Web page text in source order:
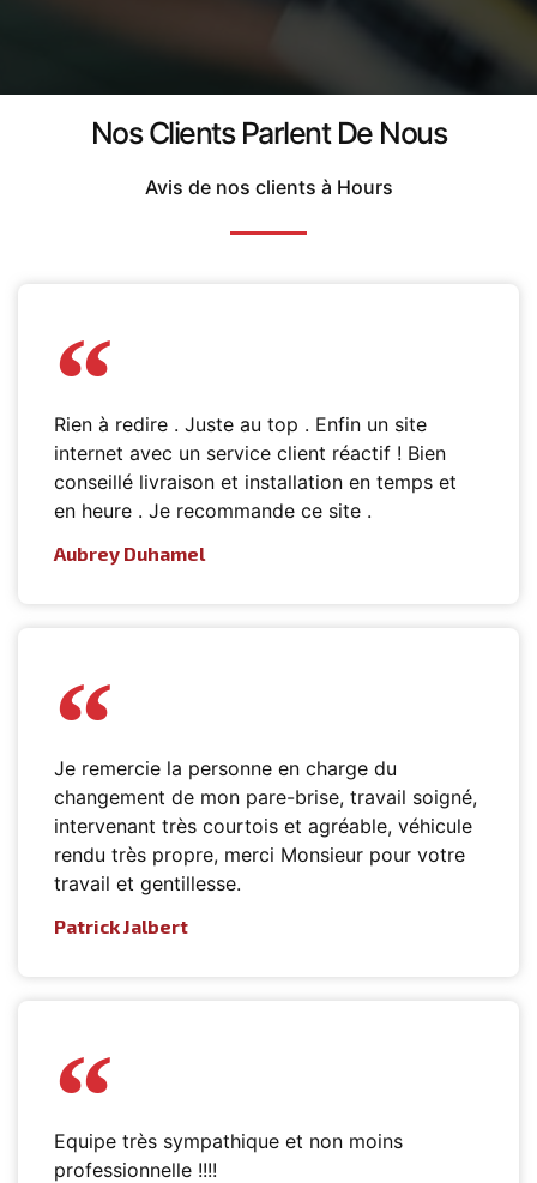
Nos Clients Parlent De Nous
Avis de nos clients à Hours
Rien à redire . Juste au top . Enfin un site
internet avec un service client réactif ! Bien
conseillé livraison et installation en temps et
en heure . Je recommande ce site .
Aubrey Duhamel
Je remercie la personne en charge du
changement de mon pare-brise, travail soigné,
intervenant très courtois et agréable, véhicule
rendu très propre, merci Monsieur pour votre
travail et gentillesse.
Patrick Jalbert
Equipe très sympathique et non moins
professionnelle !!!!